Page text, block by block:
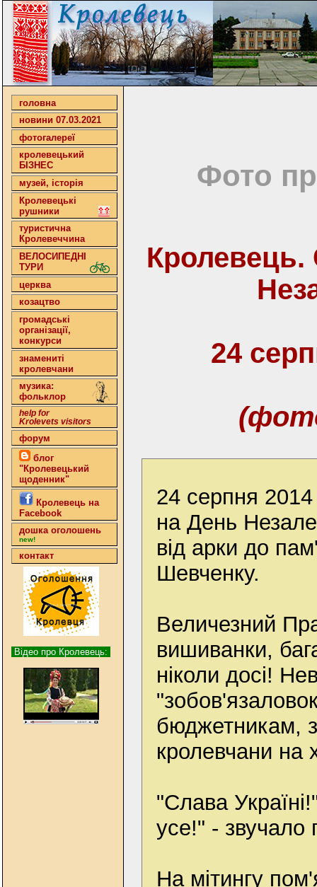
головна
новини 07.03.2021
фотогалереї
кролевецький
БІЗНЕС
музей, історія
Кролевецькі
рушники
туристична
Кролевеччина
ВЕЛОСИПЕДНІ
ТУРИ
церква
козацтво
громадські
організації,
конкурси
знамениті
кролевчани
музика:
фольклор
help for
Krolevets visitors
форум
блог
"Кролевецький
щоденник"
Кролевець на
Facebook
дошка оголошень
new!
контакт
Відео про Кролевець:
Фото
Кролевець.
24
24 серпня
на День
від арки до
Шевченку.
Величезний
вишиванки,
ніколи досі!
бюджетникам,
кролевчани на
"Слава
усе!" - звучало
На мітингу